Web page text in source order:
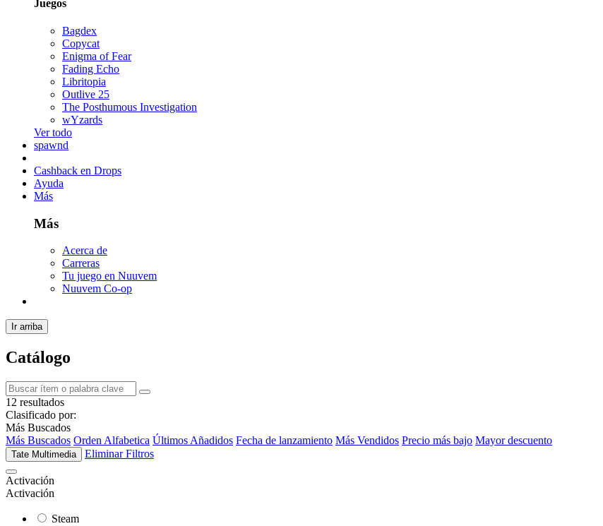
Juegos
Bagdex
Copycat
Enigma of Fear
Fading Echo
Libritopia
Outlive 25
The Posthumous Investigation
wYzards
Ver todo
spawnd
Cashback en Drops
Ayuda
Más
Más
Acerca de
Carreras
Tu juego en Nuuvem
Nuuvem Co-op
Ir arriba
Catálogo
12 resultados
Clasificado por:
Más Buscados
Más Buscados Orden Alfabetica Últimos Añadidos Fecha de lanzamiento Más Vendidos Precio más bajo Mayor descuento
Tate Multimedia Eliminar Filtros
Activación
Activación
Steam